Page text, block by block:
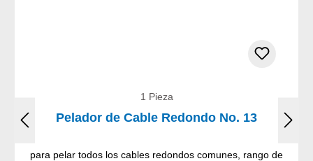
1 Pieza
Pelador de Cable Redondo No. 13
para pelar todos los cables redondos comunes, rango de